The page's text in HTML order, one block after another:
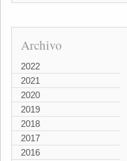
Archivo
2022
2021
2020
2019
2018
2017
2016